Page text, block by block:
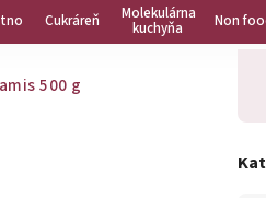
Cukráreň Molekulárna
kuchyňa Non
500 g